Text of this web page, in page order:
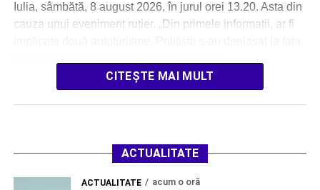
Iulia, sâmbătă, 8 august 2026, în jurul orei 13.20. Asta din
cauza unui eveniment rutier. „Din primele informații, ar fi
CITEȘTE MAI MULT
ACTUALITATE
ACTUALITATE acum o oră